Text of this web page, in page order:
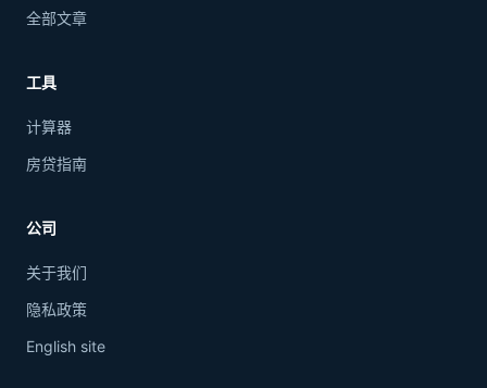
全部文章
工具
计算器
房贷指南
公司
关于我们
隐私政策
English site